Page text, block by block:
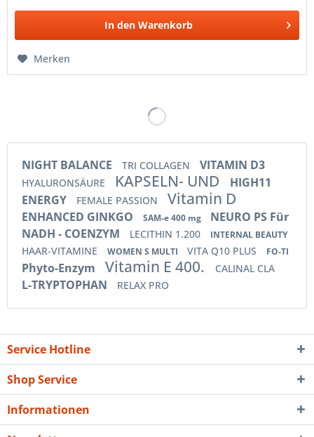
In den Warenkorb
Merken
NIGHT BALANCE TRI COLLAGEN VITAMIN D3
HYALURONSÄURE KAPSELN- UND
HIGH11
ENERGY
FEMALE PASSION Vitamin D
ENHANCED GINKGO SAM-e 400 mg
NEURO PS Für
NADH - COENZYM
LECITHIN 1.200 INTERNAL BEAUTY
HAAR-VITAMINE WOMEN S MULTI VITA Q10 PLUS FO-TI
Phyto-Enzym Vitamin E 400. CALINAL CLA
L-TRYPTOPHAN RELAX PRO
Service Hotline
Shop Service
Informationen